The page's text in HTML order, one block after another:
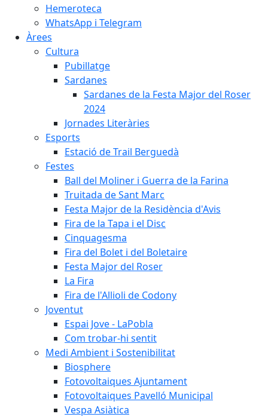
Hemeroteca
WhatsApp i Telegram
Àrees
Cultura
Pubillatge
Sardanes
Sardanes de la Festa Major del Roser
2024
Jornades Literàries
Esports
Estació de Trail Berguedà
Festes
Ball del Moliner i Guerra de la Farina
Truitada de Sant Marc
Festa Major de la Residència d'Avis
Fira de la Tapa i el Disc
Cinquagesma
Fira del Bolet i del Boletaire
Festa Major del Roser
La Fira
Fira de l'Allioli de Codony
Joventut
Espai Jove - LaPobla
Com trobar-hi sentit
Medi Ambient i Sostenibilitat
Biosphere
Fotovoltaiques Ajuntament
Fotovoltaiques Pavelló Municipal
Vespa Asiàtica